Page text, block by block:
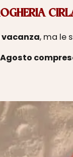
vacanza, ma le